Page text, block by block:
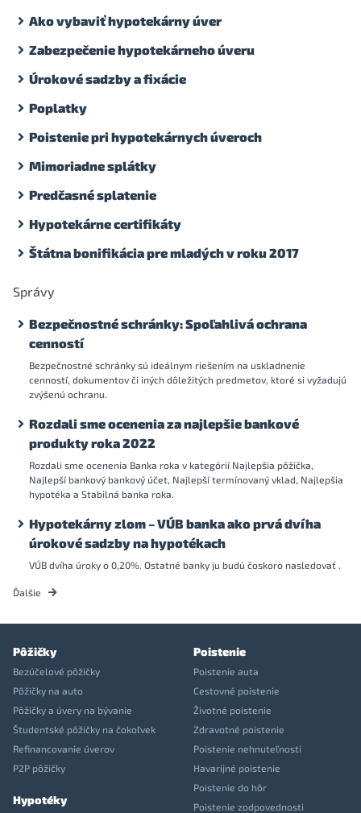
Ako vybaviť hypotekárny úver
Zabezpečenie hypotekárneho úveru
Úrokové sadzby a fixácie
Poplatky
Poistenie pri hypotekárnych úveroch
Mimoriadne splátky
Predčasné splatenie
Hypotekárne certifikáty
Štátna bonifikácia pre mladých v roku 2017
Správy
Bezpečnostné schránky: Spoľahlivá ochrana
cenností
Bezpečnostné schránky sú ideálnym riešením na uskladnenie
cenností, dokumentov či iných dôležitých predmetov, ktoré si vyžadujú
zvýšenú ochranu.
Rozdali sme ocenenia za najlepšie bankové
produkty roka 2022
Rozdali sme ocenenia Banka roka v kategórií Najlepšia pôžička,
Najlepší bankový bankový účet, Najlepší termínovaný vklad, Najlepšia
hypotéka a Stabilná banka roka.
Hypotekárny zlom – VÚB banka ako prvá dvíha
úrokové sadzby na hypotékach
VÚB dvíha úroky o 0,20%. Ostatné banky ju budú čoskoro nasledovať .
Ďalšie
Pôžičky
Bezúčelové pôžičky
Pôžičky na auto
Pôžičky a úvery na bývanie
Študentské pôžičky na čokoľvek
Refinancovanie úverov
P2P pôžičky
Hypotéky
Poistenie
Poistenie auta
Cestovné poistenie
Životné poistenie
Zdravotné poistenie
Poistenie nehnuteľnosti
Havarijné poistenie
Poistenie do hôr
Poistenie zodpovednosti